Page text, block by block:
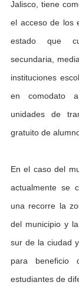
Jalisco, tiene
el acceso de los
estado que
secundaria,
instituciones
en comodato
unidades de
gratuito de
En el caso del
actualmente se
una recorre la
del municipio y
sur de la ciudad
para beneficio
estudiantes de